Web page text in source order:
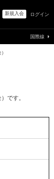
新規入会 ログイン
です。
国際線